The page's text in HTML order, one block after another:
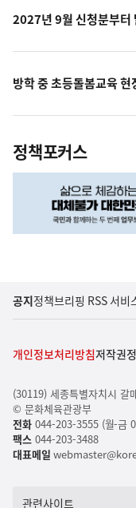
2027년 9월 신청분부터
방학 중 초등돌봄교육 현
정책포커스
공지정책브리핑 RSS 서비
개인정보처리방침저작권
(30119) 세종특별자치시 갈
© 문화체육관광부
전화044-203-3555 (월-금
팩스044-203-3488
대표메일
관련사이트